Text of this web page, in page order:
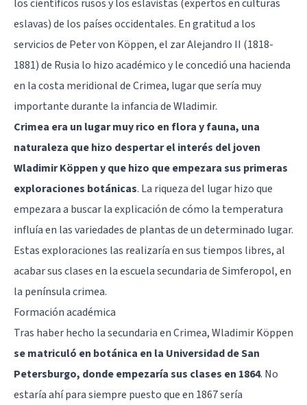
los científicos rusos y los eslavistas (expertos en culturas
eslavas) de los países occidentales. En gratitud a los
servicios de Peter von Köppen, el zar Alejandro II (1818-
1881) de Rusia lo hizo académico y le concedió una hacienda
en la costa meridional de Crimea, lugar que sería muy
importante durante la infancia de Wladimir.
Crimea era un lugar muy rico en flora y fauna, una
naturaleza que hizo despertar el interés del joven
Wladimir Köppen y que hizo que empezara sus primeras
exploraciones botánicas. La riqueza del lugar hizo que
empezara a buscar la explicación de cómo la temperatura
influía en las variedades de plantas de un determinado lugar.
Estas exploraciones las realizaría en sus tiempos libres, al
acabar sus clases en la escuela secundaria de Simferopol, en
la península crimea.
Formación académica
Tras haber hecho la secundaria en Crimea, Wladimir Köppen
se matriculó en botánica en la Universidad de San
Petersburgo, donde empezaría sus clases en 1864. No
estaría ahí para siempre puesto que en 1867 sería